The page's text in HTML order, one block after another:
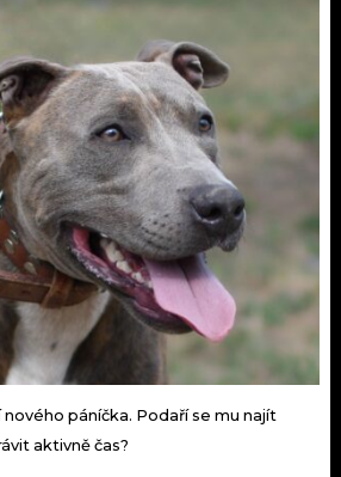
páníčka. Podaří se mu najít
aktivně čas?